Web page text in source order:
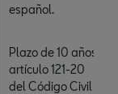
español.
Plazo de 10 años:
artículo 121-20
del Código Civil